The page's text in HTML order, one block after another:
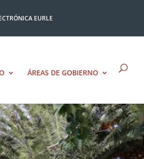
EURLE
ÁREAS DE GOBIERNO